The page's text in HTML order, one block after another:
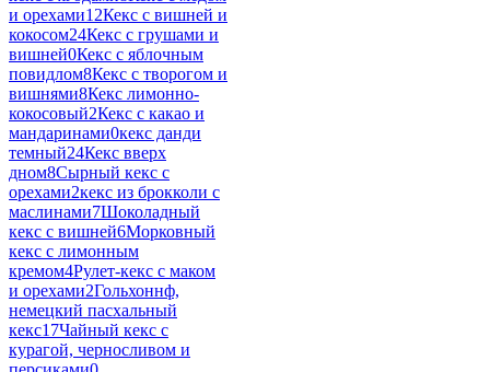
и орехами12Кекс с вишней и
кокосом24Кекс с грушами и
вишней0Кекс с яблочным
повидлом8Кекс с творогом и
вишнями8Кекс лимонно-
кокосовый2Кекс с какао и
мандаринами0кекс данди
темный24Кекс вверх
дном8Сырный кекс с
орехами2кекс из брокколи с
маслинами7Шоколадный
кекс с вишней6Морковный
кекс с лимонным
кремом4Рулет-кекс с маком
и орехами2Гольхоннф,
немецкий пасхальный
кекс17Чайный кекс с
курагой, черносливом и